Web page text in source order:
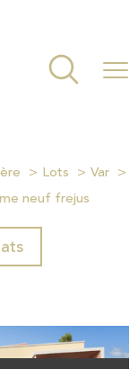
Lots
Var
neuf frejus